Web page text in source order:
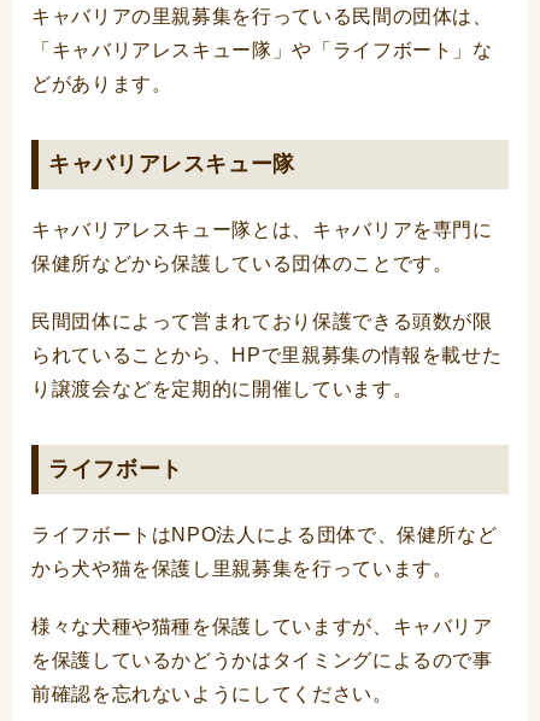
キャバリアの里親募集を行っている民間の団体は、
「キャバリアレスキュー隊」や「ライフボート」な
どがあります。
キャバリアレスキュー隊
キャバリアレスキュー隊とは、キャバリアを専門に
保健所などから保護している団体のことです。
民間団体によって営まれており保護できる頭数が限
られていることから、HPで里親募集の情報を載せた
り譲渡会などを定期的に開催しています。
ライフボート
ライフボートはNPO法人による団体で、保健所など
から犬や猫を保護し里親募集を行っています。
様々な犬種や猫種を保護していますが、キャバリア
を保護しているかどうかはタイミングによるので事
前確認を忘れないようにしてください。